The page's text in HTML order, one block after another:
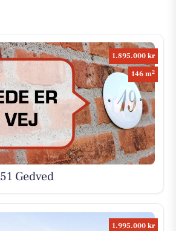
1.895.000 kr
146 m2
Gedved
1.995.000 kr